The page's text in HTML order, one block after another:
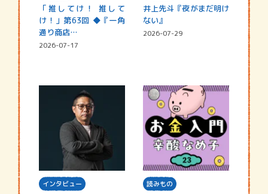
「推してけ！ 推して
け！」第63回 ◆『一角
通り商店…
2026-07-17
井上先斗『夜がまだ明け
ない』
2026-07-29
インタビュー 読みもの